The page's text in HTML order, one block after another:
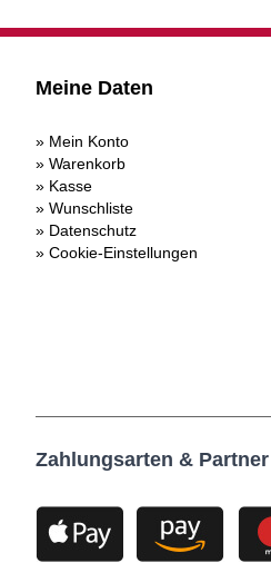
Meine Daten
Mein Konto
Warenkorb
Kasse
Wunschliste
Datenschutz
Cookie-Einstellungen
Zahlungsarten & Partner